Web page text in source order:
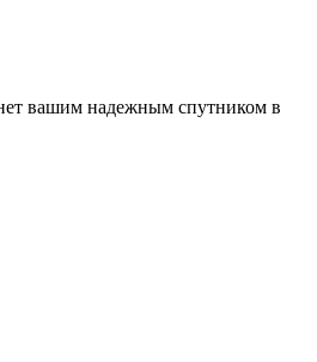
вашим надежным спутником в